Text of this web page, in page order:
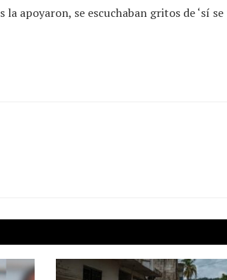
apoyaron, se escuchaban gritos de ‘sí